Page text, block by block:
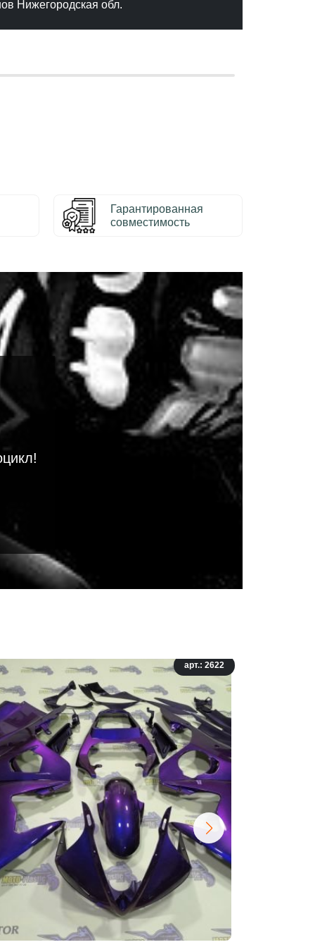
Нижегородская обл.
Гарантированная
совместимость
арт.: 2622